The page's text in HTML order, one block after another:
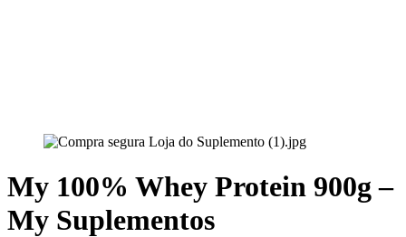
My 100% Whey Protein 900g –
My Suplementos